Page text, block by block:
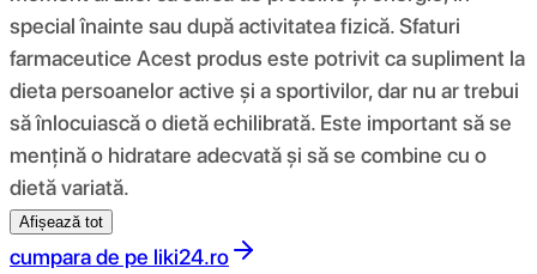
special înainte sau după activitatea fizică. Sfaturi
farmaceutice Acest produs este potrivit ca supliment la
dieta persoanelor active și a sportivilor, dar nu ar trebui
să înlocuiască o dietă echilibrată. Este important să se
mențină o hidratare adecvată și să se combine cu o
dietă variată.
Afișează tot
cumpara de pe liki24.ro